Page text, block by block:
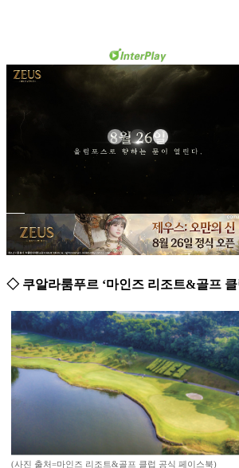
◇ 쿠알라룸푸르 ‘마인즈 리조트&골프 클
(사진 출처=마인즈 리조트&골프 클럽 공식 페이스북)